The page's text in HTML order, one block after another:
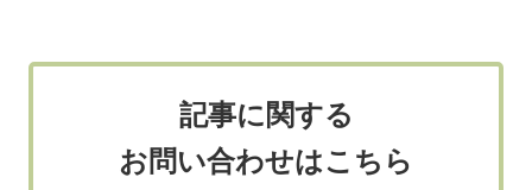
記事に関する
お問い合わせはこちら